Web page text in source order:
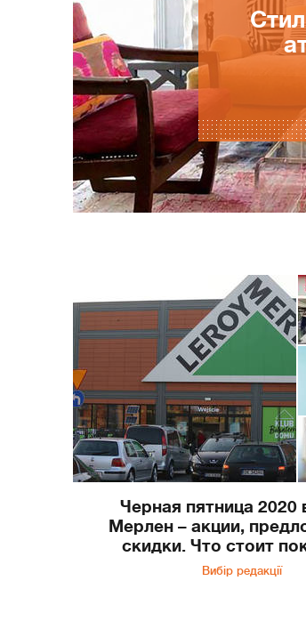
Черная пятница 2020
Мерлен – акции,
скидки. Что стоит
Вибір редакції